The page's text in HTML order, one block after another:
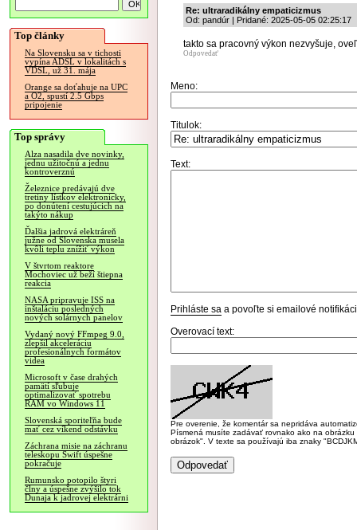
Top články
Na Slovensku sa v tichosti
vypína ADSL v lokalitách s
VDSL, už 31. mája
Orange sa doťahuje na UPC
a O2, spustí 2.5 Gbps
pripojenie
Top správy
Alza nasadila dve novinky,
jednu užitočnú a jednu
kontroverznú
Železnice predávajú dve
tretiny lístkov elektronicky,
po donútení cestujúcich na
takýto nákup
Ďalšia jadrová elektráreň
južne od Slovenska musela
kvôli teplu znížiť výkon
V štvrtom reaktore
Mochoviec už beží štiepna
reakcia
NASA pripravuje ISS na
inštaláciu posledných
nových solárnych panelov
Vydaný nový FFmpeg 9.0,
zlepšil akceleráciu
profesionálnych formátov
videa
Microsoft v čase drahých
pamätí sľubuje
optimalizovať spotrebu
RAM vo Windows 11
Slovenská sporiteľňa bude
mať cez víkend odstávku
Záchrana misie na záchranu
teleskopu Swift úspešne
pokračuje
Rumunsko potopilo štyri
člny a úspešne zvýšilo tok
Dunaja k jadrovej elektrárni
Re: ultraradikálny empaticizmus
Od: pandúr | Pridané: 2025-05-05 02:25:17
takto sa pracovný výkon nezvyšuje,
Odpovedať
Meno:
Titulok:
Text:
Prihláste sa a povoľte si emailové
Overovací text:
Pre overenie, že komentár sa nepridáva
Písmená musíte zadávať rovnako ako na
obrázok". V texte sa používajú iba znaky